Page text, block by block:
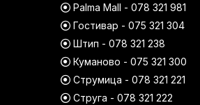
Palma Mall - 078 321 981
Гостивар - 075 321 304
Штип - 078 321 238
Куманово - 075 321 300
Струмица - 078 321 221
Струга - 078 321 222